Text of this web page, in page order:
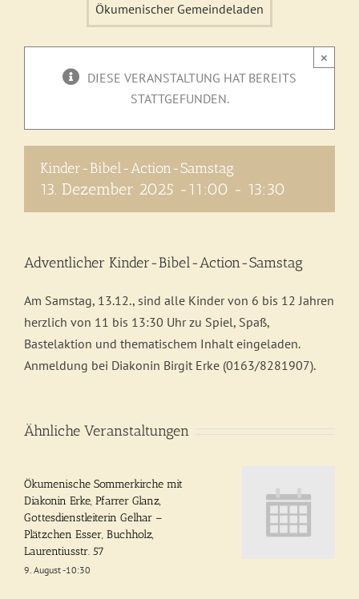
Ökumenischer Gemeindeladen
×
DIESE VERANSTALTUNG HAT BEREITS
STATTGEFUNDEN.
Kinder-Bibel-Action-Samstag
13. Dezember 2025 -11:00 - 13:30
Adventlicher Kinder-Bibel-Action-Samstag
Am Samstag, 13.12., sind alle Kinder von 6 bis 12 Jahren
herzlich von 11 bis 13:30 Uhr zu Spiel, Spaß,
Bastelaktion und thematischem Inhalt eingeladen.
Anmeldung bei Diakonin Birgit Erke (0163/8281907).
Ähnliche Veranstaltungen
Ökumenische Sommerkirche mit
Diakonin Erke, Pfarrer Glanz,
Gottesdienstleiterin Gelhar –
Plätzchen Esser, Buchholz,
Laurentiusstr. 57
9. August -10:30